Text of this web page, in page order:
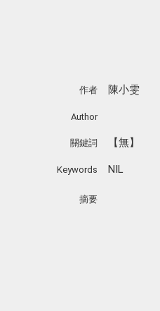
作者 陳小雯
Author
關鍵詞 【無】
Keywords NIL
摘要